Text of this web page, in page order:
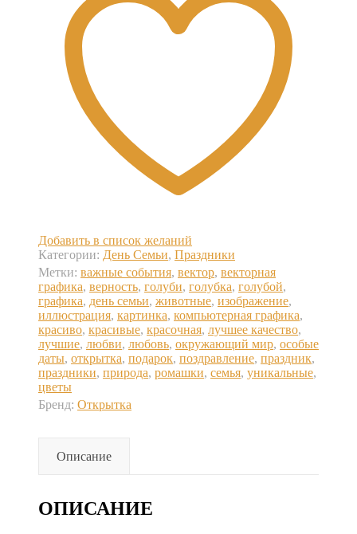
Добавить в список желаний
Категории: День Семьи, Праздники
Метки: важные события, вектор, векторная
графика, верность, голуби, голубка, голубой,
графика, день семьи, животные, изображение,
иллюстрация, картинка, компьютерная графика,
красиво, красивые, красочная, лучшее качество,
лучшие, любви, любовь, окружающий мир, особые
даты, открытка, подарок, поздравление, праздник,
праздники, природа, ромашки, семья, уникальные,
цветы
Бренд: Открытка
Описание
ОПИСАНИЕ